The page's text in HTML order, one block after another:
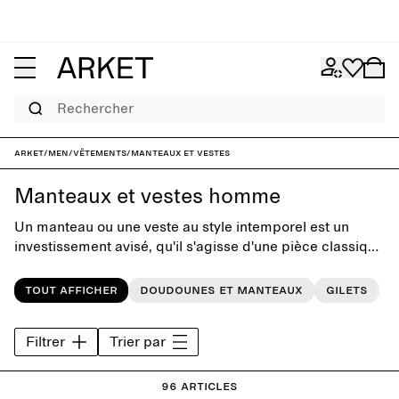
Rechercher
ARKET/Men/Vêtements/Manteaux et vestes
Manteaux et vestes homme
Un manteau ou une veste au style intemporel est un
investissement avisé, qu'il s'agisse d'une pièce classique
Alliant simplicité scandinave, silhouettes
contemporaines et matériaux rigoureusement
sélectionnés, notre collection de manteaux d'automne et
de vestes d'hiver pour homme a été pensée pour le
manteaux en laine élégants, des surchemises
Tout afficher Doudounes et manteaux Gilets
Filtrer Trier par
96 articles